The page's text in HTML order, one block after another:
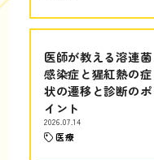
医師が教える溶連菌
感染症と猩紅熱の症
状の遷移と診断のポ
イント
2026.07.14
医療